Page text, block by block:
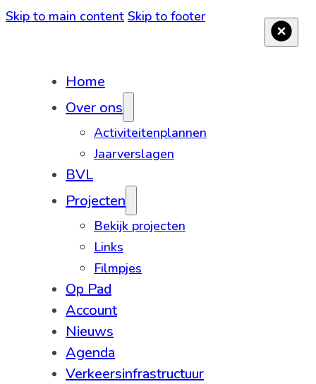
Skip to main content Skip to footer
Home
Over ons
Activiteitenplannen
Jaarverslagen
BVL
Projecten
Bekijk projecten
Links
Filmpjes
Op Pad
Account
Nieuws
Agenda
Verkeersinfrastructuur